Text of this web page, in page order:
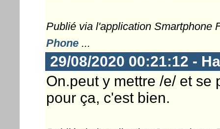
Publié via l'application Smartphone
Phone...
29/08/2020 00:21:12 -
On.peut y mettre /e/ et se
pour ça, c'est bien.